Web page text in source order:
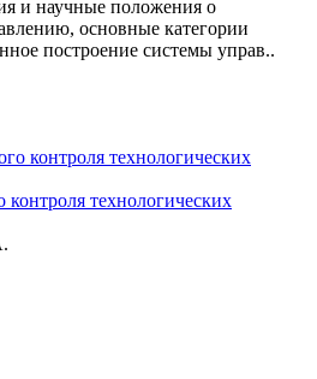
и научные положения о
основные категории
построение системы управ..
технологических